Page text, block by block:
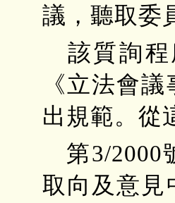
議，聽取委
該質詢
《立法會
出規範。從
第3/2000
取向及意見